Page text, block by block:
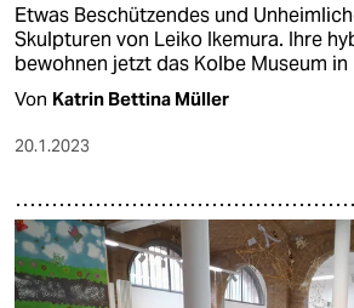
Etwas Beschützendes und
Skulpturen von Leiko Ikemura. Ihre
bewohnen jetzt das Kolbe Museum in
Von Katrin Bettina Müller
20.1.2023